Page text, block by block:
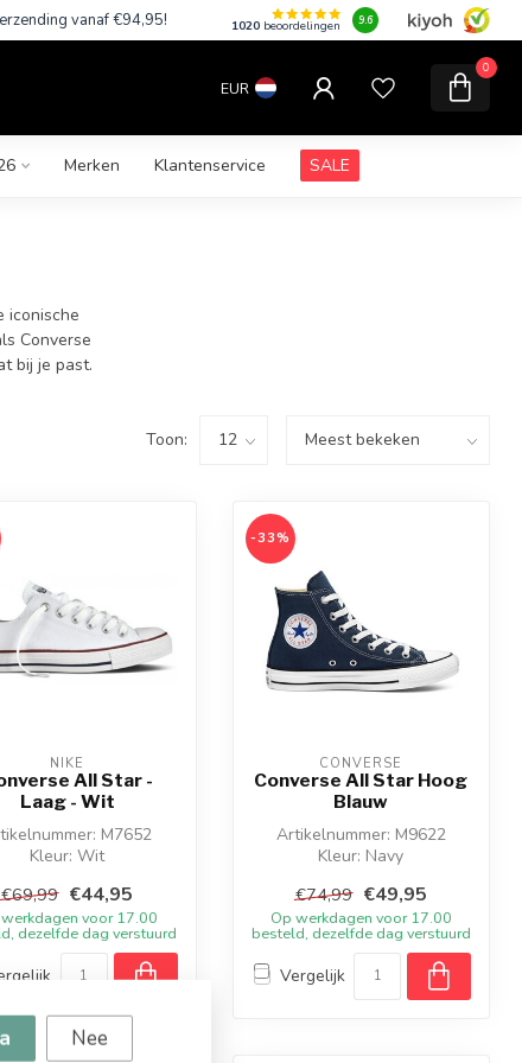
vanaf €94,95! 1020 beoordelingen 9.6
EUR
0
Merken Klantenservice SALE
iconische
Converse
bij je past.
Toon:
NIKE
All Star -
Laag - Wit
M7652
Kleur: Wit
Converse All St...
€69,99 €44,95
voor 17.00
dezelfde dag verstuurd
-33%
CONVERSE
Converse All Star Hoog
Blauw
Artikelnummer: M9622
Kleur: Navy
€74,99 €49,95
Op werkdagen voor 17.00
besteld, dezelfde dag verstuurd
Vergelijk
Nee